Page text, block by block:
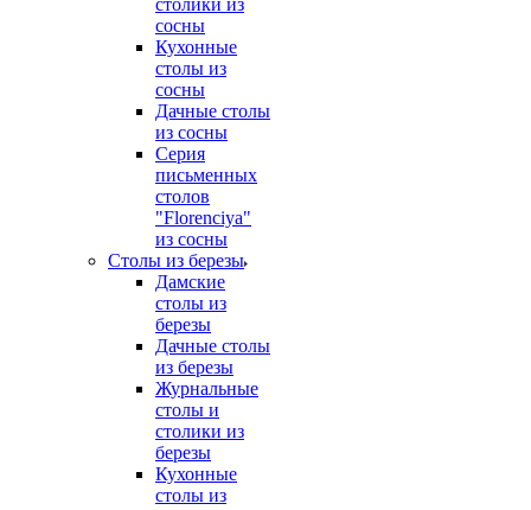
столики из
сосны
Кухонные
столы из
сосны
Дачные столы
из сосны
Серия
письменных
столов
"Florenciya"
из сосны
Столы из березы
Дамские
столы из
березы
Дачные столы
из березы
Журнальные
столы и
столики из
березы
Кухонные
столы из